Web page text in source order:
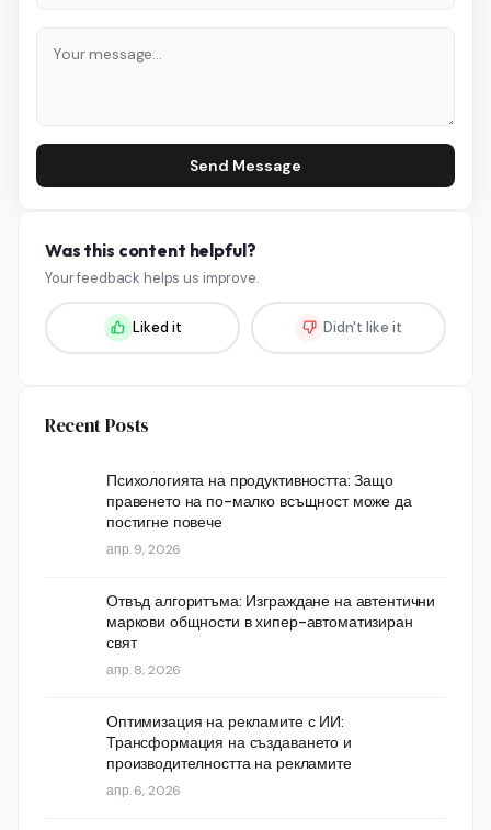
Send Message
Was this content helpful?
Your feedback helps us improve.
Liked it Didn't like it
Recent Posts
Психологията на продуктивността: Защо
правенето на по-малко всъщност може да
постигне повече
апр. 9, 2026
Отвъд алгоритъма: Изграждане на автентични
маркови общности в хипер-автоматизиран
свят
апр. 8, 2026
Оптимизация на рекламите с ИИ:
Трансформация на създаването и
производителността на рекламите
апр. 6, 2026